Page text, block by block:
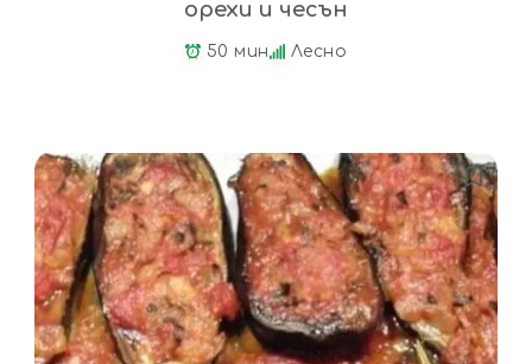
орехи и чесън
50 мин Лесно